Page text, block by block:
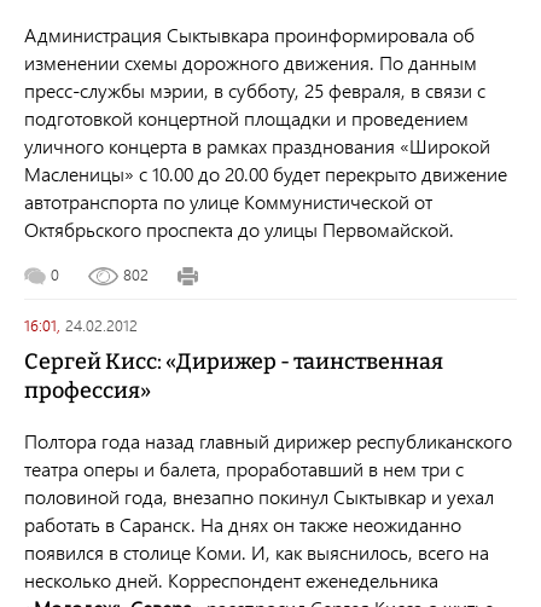
Администрация Сыктывкара проинформировала об
изменении схемы дорожного движения. По данным
пресс-службы мэрии, в субботу, 25 февраля, в связи с
подготовкой концертной площадки и проведением
уличного концерта в рамках празднования «Широкой
Масленицы» с 10.00 до 20.00 будет перекрыто движение
автотранспорта по улице Коммунистической от
Октябрьского проспекта до улицы Первомайской.
0 802
16:01, 24.02.2012
Сергей Кисс: «Дирижер - таинственная
профессия»
Полтора года назад главный дирижер республиканского
театра оперы и балета, проработавший в нем три с
половиной года, внезапно покинул Сыктывкар и уехал
работать в Саранск. На днях он также неожиданно
появился в столице Коми. И, как выяснилось, всего на
несколько дней. Корреспондент еженедельника